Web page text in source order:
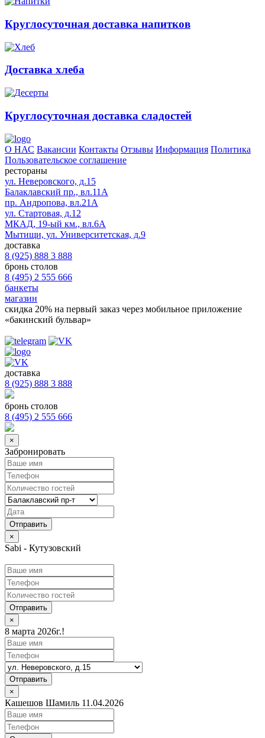
Круглосуточная доставка напитков
Доставка хлеба
Круглосуточная доставка сладостей
О НАС Вакансии Контакты Отзывы Информация Политика
Пользовательское соглашение
рестораны
ул. Неверовского, д.15
Балаклавский пр., вл.11А
пр. Андропова, вл.21А
ул. Стартовая, д.12
МКАД, 19-ый км., вл.6А
Мытищи, ул. Университетская, д.9
доставка
8 (925) 888 3 888
бронь столов
8 (495) 2 555 666
банкеты
магазин
скидка 20% на первый заказ через мобильное приложение
«бакинский бульвар»
доставка
8 (925) 888 3 888
бронь столов
8 (495) 2 555 666
×
Забронировать
×
Sabi - Кутузовский
Отправить
×
8 марта 2026г.!
Отправить
×
Кашешов Шамиль 11.04.2026